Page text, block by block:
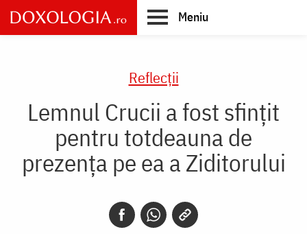
Skip
to
main
Meniu
Reflecții
Lemnul Crucii a fost sfințit
pentru totdeauna de
prezența pe ea a Ziditorului